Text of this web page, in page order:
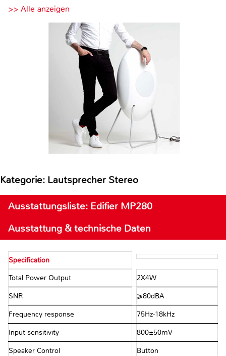
>> Alle anzeigen
Kategorie: Lautsprecher Stereo
Ausstattungsliste: Edifier MP280
Ausstattung & technische Daten
Specification
Total Power Output 2X4W
SNR ⩾80dBA
Frequency response 75Hz-18kHz
Input sensitivity 800±50mV
Speaker Control Button